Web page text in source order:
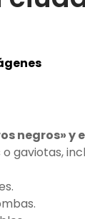
negros»
gaviotas,